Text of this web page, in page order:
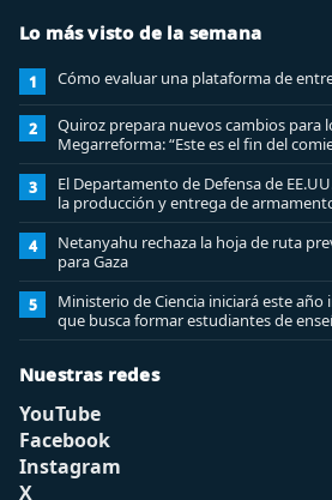
Lo más visto de la semana
1 Cómo evaluar una plataforma de
2
Quiroz prepara nuevos cambios para
Megarreforma: “Este es el fin del
3
El Departamento de Defensa de
la producción y entrega de
4
Netanyahu rechaza la hoja de ruta
para Gaza
5
Ministerio de Ciencia iniciará este
que busca formar estudiantes de
ciberseguridad
Nuestras redes
YouTube
Facebook
Instagram
X